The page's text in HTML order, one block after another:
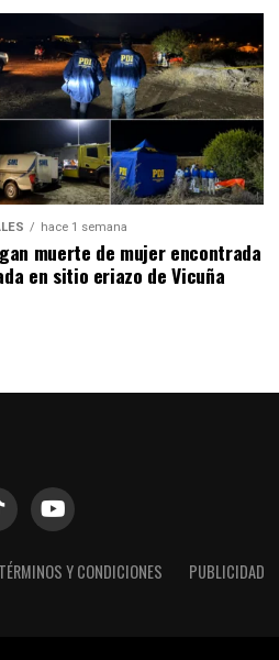
hace 1 semana
muerte de mujer encontrada
en sitio eriazo de Vicuña
TÉRMINOS Y CONDICIONES PUBLICIDAD